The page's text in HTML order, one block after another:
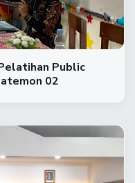
Public
02